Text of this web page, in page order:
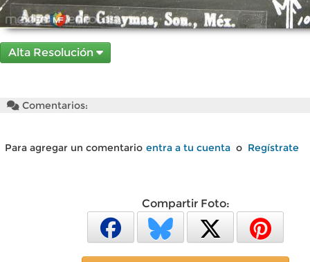
Alta Resolución
Comentarios:
Para agregar un comentario entra a tu cuenta o Regístrate
Compartir Foto: